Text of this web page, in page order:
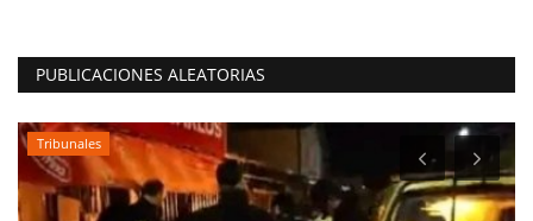
PUBLICACIONES ALEATORIAS
Tribunales